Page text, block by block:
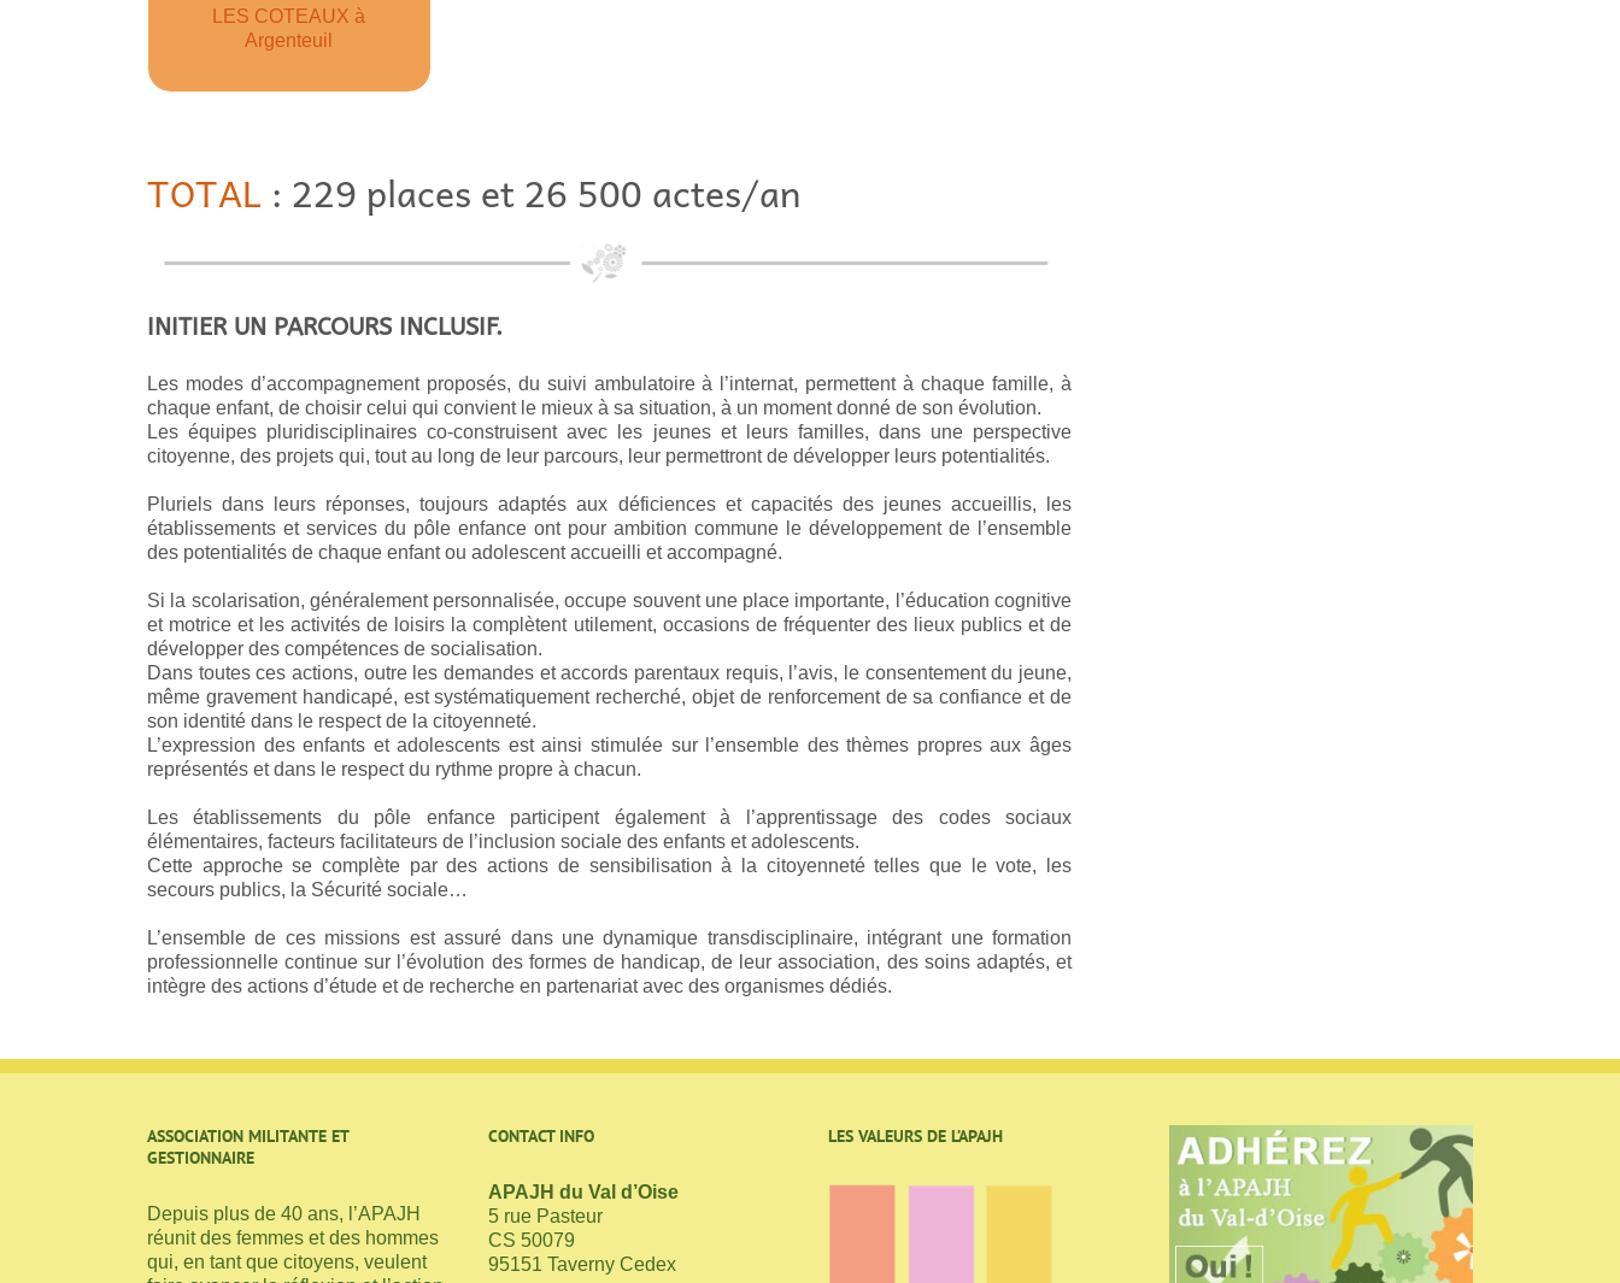
LES COTEAUX à
Argenteuil
TOTAL : 229 places et 26 500 actes/an
INITIER UN PARCOURS INCLUSIF.
Les modes d’accompagnement proposés, du suivi ambulatoire à l’internat, permettent à chaque famille, à
chaque enfant, de choisir celui qui convient le mieux à sa situation, à un moment donné de son évolution.
Les équipes pluridisciplinaires co-construisent avec les jeunes et leurs familles, dans une perspective
citoyenne, des projets qui, tout au long de leur parcours, leur permettront de développer leurs potentialités.
Pluriels dans leurs réponses, toujours adaptés aux déficiences et capacités des jeunes accueillis, les
établissements et services du pôle enfance ont pour ambition commune le développement de l’ensemble
des potentialités de chaque enfant ou adolescent accueilli et accompagné.
Si la scolarisation, généralement personnalisée, occupe souvent une place importante, l’éducation cognitive
et motrice et les activités de loisirs la complètent utilement, occasions de fréquenter des lieux publics et de
développer des compétences de socialisation.
Dans toutes ces actions, outre les demandes et accords parentaux requis, l’avis, le consentement du jeune,
même gravement handicapé, est systématiquement recherché, objet de renforcement de sa confiance et de
son identité dans le respect de la citoyenneté.
L’expression des enfants et adolescents est ainsi stimulée sur l’ensemble des thèmes propres aux âges
représentés et dans le respect du rythme propre à chacun.
Les établissements du pôle enfance participent également à l’apprentissage des codes sociaux
élémentaires, facteurs facilitateurs de l’inclusion sociale des enfants et adolescents.
Cette approche se complète par des actions de sensibilisation à la citoyenneté telles que le vote, les
secours publics, la Sécurité sociale…
L’ensemble de ces missions est assuré dans une dynamique transdisciplinaire, intégrant une formation
professionnelle continue sur l’évolution des formes de handicap, de leur association, des soins adaptés, et
intègre des actions d’étude et de recherche en partenariat avec des organismes dédiés.
ASSOCIATION MILITANTE ET
GESTIONNAIRE
Depuis plus de 40 ans, l’APAJH
réunit des femmes et des hommes
qui, en tant que citoyens, veulent
CONTACT INFO
APAJH du Val d’Oise
5 rue Pasteur
CS 50079
95151 Taverny Cedex
LES VALEURS DE L’APAJH